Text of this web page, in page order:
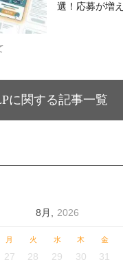
選！応募が増
に関する記事一覧
8月, 2026
月 火 水 木 金
27 28 29 30 31